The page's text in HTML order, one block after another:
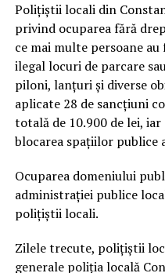
Polițiștii locali din
privind ocuparea fără
ce mai multe persoane
ilegal locuri de parcare
piloni, lanțuri și diverse
aplicate 28 de sancțiuni
totală de 10.900 de lei,
blocarea spațiilor publice
Ocuparea domeniului
administrației publice
polițiștii locali.
Zilele trecute, polițiștii
generale poliția locală